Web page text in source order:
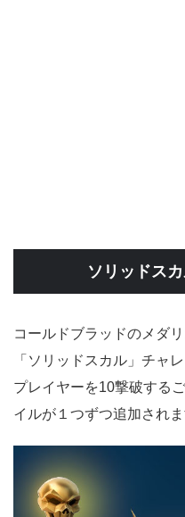
ソリッドス
コールドブラッドのメダ
「ソリッドスカル」チャ
プレイヤーを10撃破する
イルが１つずつ追加されま